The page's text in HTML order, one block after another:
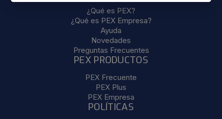
¿Qué es PEX?
¿Qué es PEX Empresa?
Ayuda
Novedades
Preguntas Frecuentes
PEX PRODUCTOS
PEX Frecuente
PEX Plus
PEX Empresa
POLÍTICAS